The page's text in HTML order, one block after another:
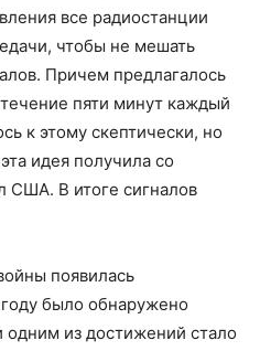
все радиостанции
чтобы не мешать
Причем предлагалось
пяти минут каждый
к этому скептически, но
идея получила со
США. В итоге сигналов
появилась
было обнаружено
из достижений стало